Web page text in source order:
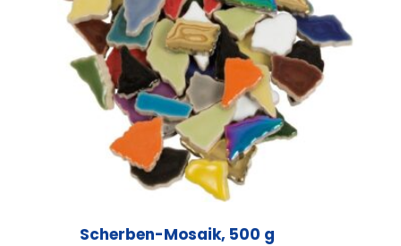
Scherben-Mosaik, 500 g